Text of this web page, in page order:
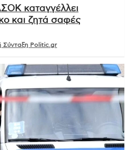
καταγγέλλει
και ζητά σαφές
Σύνταξη Politic.gr